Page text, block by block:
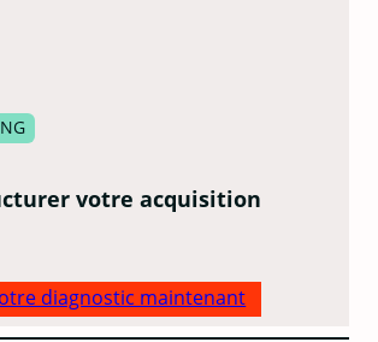
votre acquisition
diagnostic maintenant